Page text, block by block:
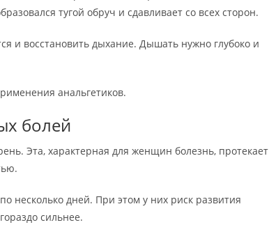
тугой обруч и сдавливает со всех сторон.
и восстановить дыхание. Дышать нужно глубоко и
анальгетиков.
болей
Эта, характерная для женщин болезнь, протекает
несколько дней. При этом у них риск развития
сильнее.